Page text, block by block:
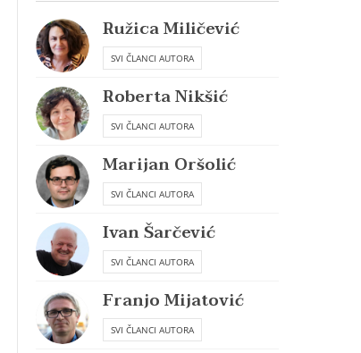
Ružica Miličević
SVI ČLANCI AUTORA
Roberta Nikšić
SVI ČLANCI AUTORA
Marijan Oršolić
SVI ČLANCI AUTORA
Ivan Šarčević
SVI ČLANCI AUTORA
Franjo Mijatović
SVI ČLANCI AUTORA